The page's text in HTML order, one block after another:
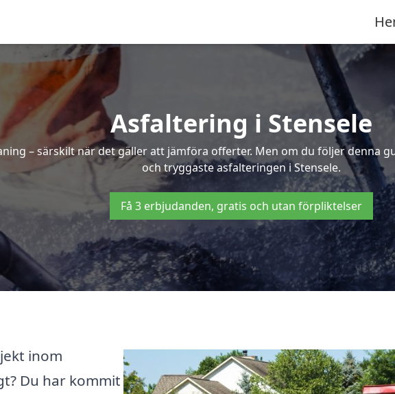
Asfaltering i Stensele
– särskilt när det gäller att jämföra offerter. Men om du följer denna
och tryggaste asfalteringen i Stensele.
Få 3 erbjudanden, gratis och utan förpliktelser
inom
Du har kommit